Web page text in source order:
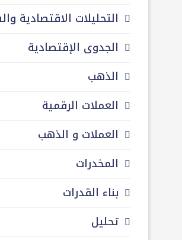
التحليلات الاقتصادية
الجدوى الإقتصادية
الذهب
العملات الرقمية
العملات و الذهب
المخدرات
بناء القدرات
تحليل